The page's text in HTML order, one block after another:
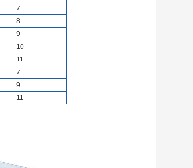
7
8
9
10
11
7
9
11